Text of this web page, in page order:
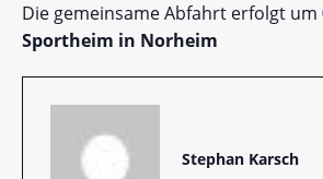
Die gemeinsame Abfahrt erfolgt um
Sportheim in Norheim
Stephan Karsch